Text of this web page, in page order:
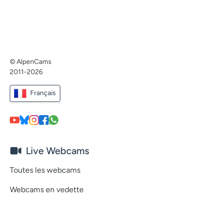
© AlpenCams
2011-2026
Français
Live Webcams
Toutes les webcams
Webcams en vedette